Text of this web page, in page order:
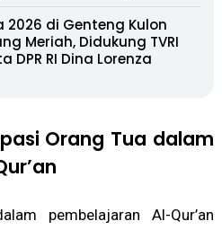
2026 di Genteng Kulon
Meriah, Didukung TVRI
RI Dina Lorenza
Orang Tua dalam
pembelajaran Al-Qur’an